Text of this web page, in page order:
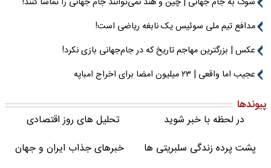
مدافع تیم ملی سوئیس یک نابغه ریاضی است!
عکس | بزرگترین مهاجم تاریخ که در جام‌جهانی بازی نکرد!
عجیب اما واقعی | ۲۳ میلیون امضا برای اخراج امباپه
پیوندها
در لحظه با خبر شوید
تحلیل های روز اقتصادی
پشت پرده زندگی سلبریتی ها
خبرهای جذاب ایران و جهان